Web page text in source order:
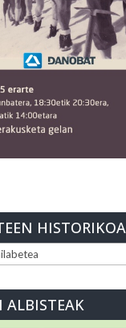
HISTORIKOA
ALBISTEAK